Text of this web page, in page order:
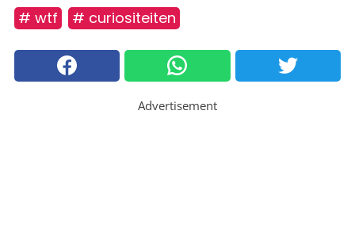
# wtf # curiositeiten
Advertisement